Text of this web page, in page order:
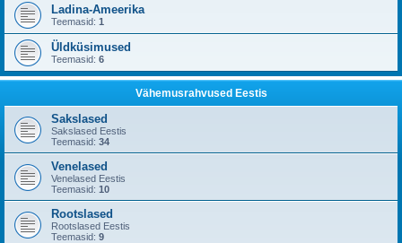
Ladina-Ameerika
Teemasid: 1
Üldküsimused
Teemasid: 6
Vähemusrahvused Eestis
Sakslased
Sakslased Eestis
Teemasid: 34
Venelased
Venelased Eestis
Teemasid: 10
Rootslased
Rootslased Eestis
Teemasid: 9